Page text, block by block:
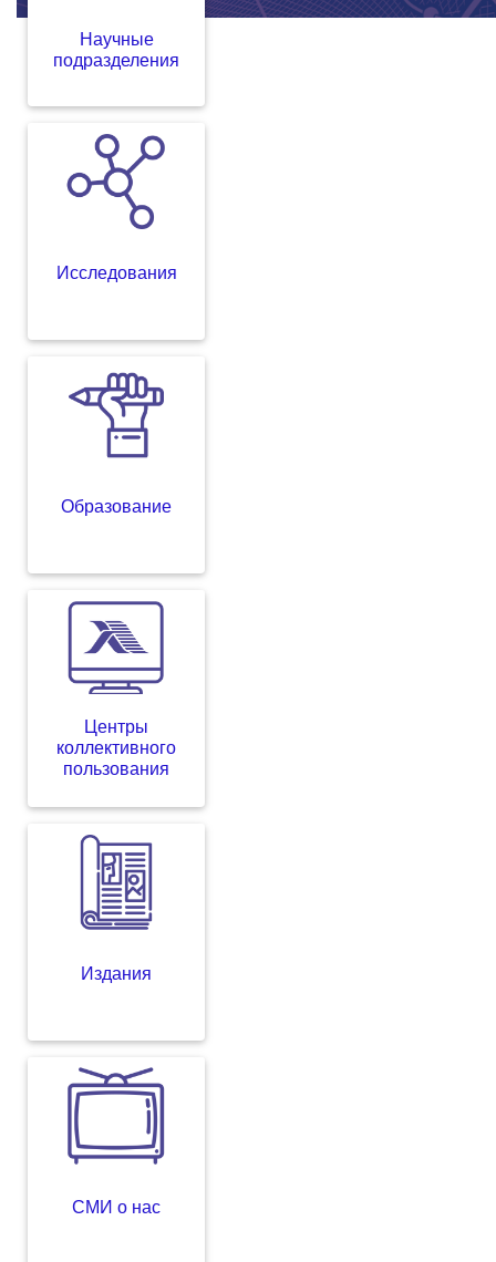
Научные
подразделения
Исследования
Образование
Центры
коллективного
пользования
Издания
СМИ о нас